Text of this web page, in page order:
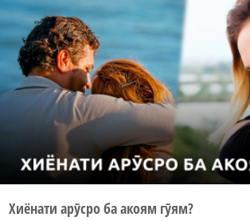
Хиёнати арӯсро ба акоям гӯям?